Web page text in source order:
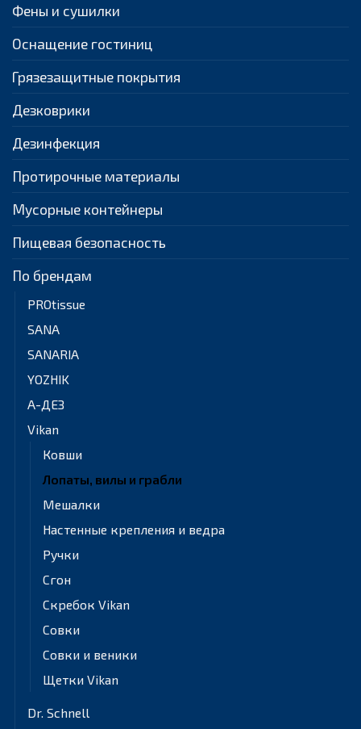
Фены и сушилки
Оснащение гостиниц
Грязезащитные покрытия
Дезковрики
Дезинфекция
Протирочные материалы
Мусорные контейнеры
Пищевая безопасность
По брендам
PROtissue
SANA
SANARIA
YOZHIK
А-ДЕЗ
Vikan
Ковши
Лопаты, вилы и грабли
Мешалки
Настенные крепления и ведра
Ручки
Сгон
Скребок Vikan
Совки
Совки и веники
Щетки Vikan
Dr. Schnell